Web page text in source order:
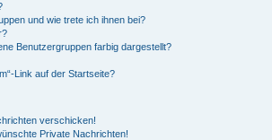
und wie trete ich ihnen bei?
Benutzergruppen farbig dargestellt?
Link auf der Startseite?
verschicken!
Private Nachrichten!